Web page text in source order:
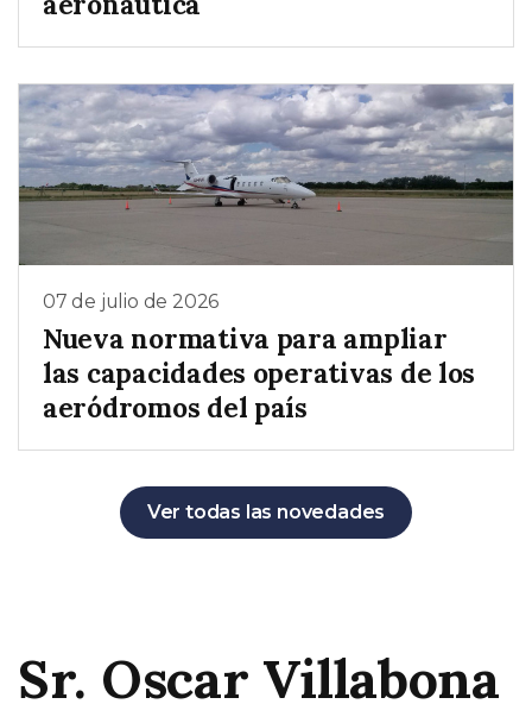
07 de julio de 2026
Nueva normativa para ampliar
las capacidades operativas de los
aeródromos del país
Ver todas las novedades
Sr. Oscar Villabona